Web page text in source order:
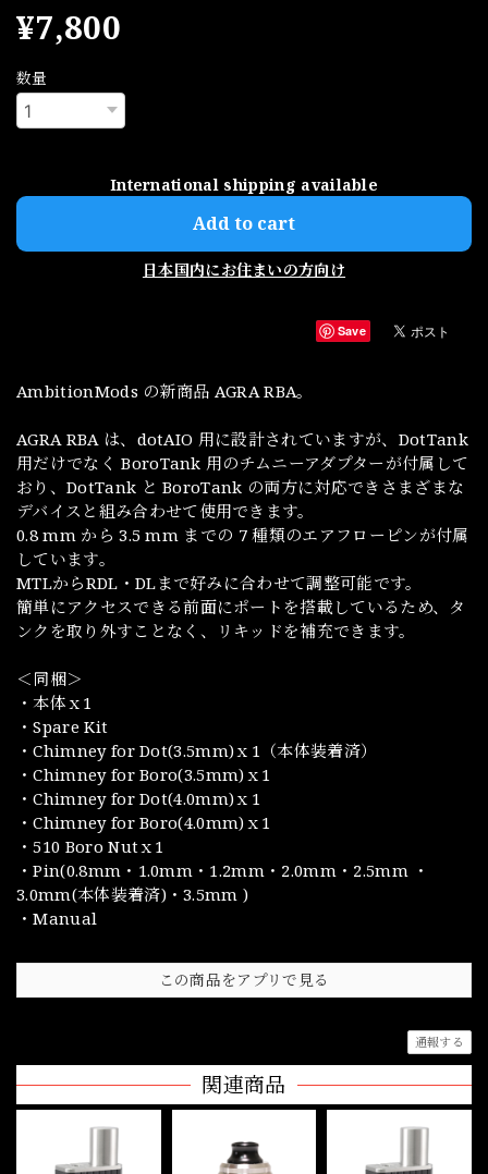
¥7,800
数量
International shipping available
Add to cart
日本国内にお住まいの方向け
Save
AmbitionMods の新商品 AGRA RBA。
AGRA RBA は、dotAIO 用に設計されていますが、DotTank
用だけでなく BoroTank 用のチムニーアダプターが付属して
おり、DotTank と BoroTank の両方に対応できさまざまな
デバイスと組み合わせて使用できます。
0.8 mm から 3.5 mm までの 7 種類のエアフローピンが付属
しています。
MTLからRDL・DLまで好みに合わせて調整可能です。
簡単にアクセスできる前面にポートを搭載しているため、タ
ンクを取り外すことなく、リキッドを補充できます。
＜同梱＞
・本体ｘ1
・Spare Kit
・Chimney for Dot(3.5mm)ｘ1（本体装着済）
・Chimney for Boro(3.5mm)ｘ1
・Chimney for Dot(4.0mm)ｘ1
・Chimney for Boro(4.0mm)ｘ1
・510 Boro Nutｘ1
・Pin(0.8mm・1.0mm・1.2mm・2.0mm・2.5mm ・
3.0mm(本体装着済)・3.5mm )
・Manual
この商品をアプリで見る
通報する
関連商品